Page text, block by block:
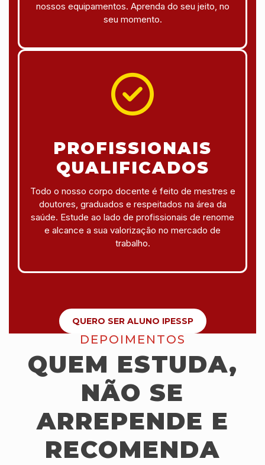
nossos equipamentos. Aprenda do seu jeito, no
seu momento.
PROFISSIONAIS
QUALIFICADOS
Todo o nosso corpo docente é feito de mestres e
doutores, graduados e respeitados na área da
saúde. Estude ao lado de profissionais de renome
e alcance a sua valorização no mercado de
trabalho.
QUERO SER ALUNO IPESSP
DEPOIMENTOS
QUEM ESTUDA,
NÃO SE
ARREPENDE E
RECOMENDA